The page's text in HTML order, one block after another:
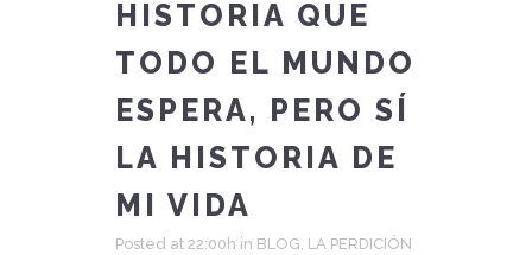
HISTORIA QUE
TODO EL MUNDO
ESPERA, PERO SÍ
LA HISTORIA DE
MI VIDA
Posted at 22:00h in BLOG, LA PERDICIÓN